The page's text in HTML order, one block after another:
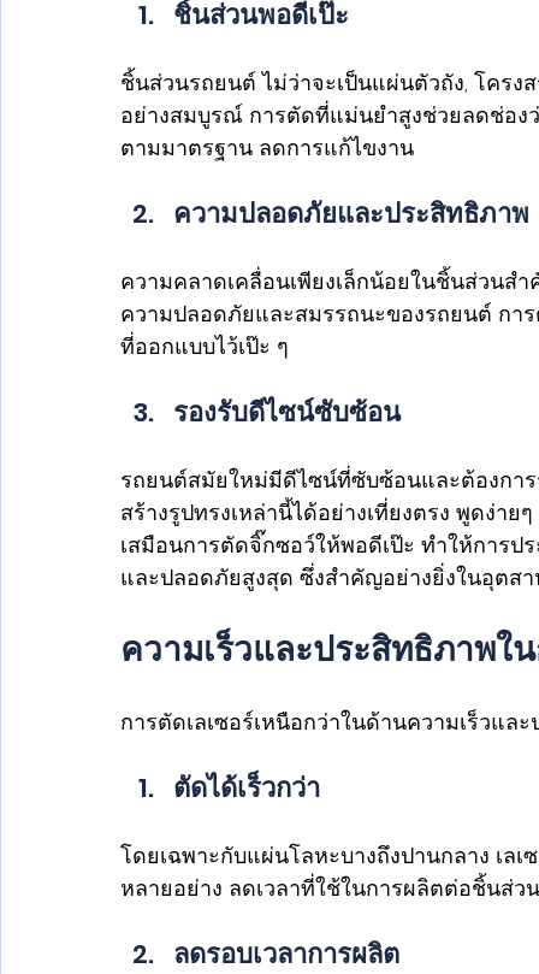
ชิ้นส่วนพอดีเป๊ะ
ชิ้นส่วนรถยนต์ ไม่ว่าจะเป็นแผ่นตัวถัง, โครง
อย่างสมบูรณ์ การตัดที่แม่นยำสูงช่วยลดช่อง
ตามมาตรฐาน ลดการแก้ไขงาน
ความปลอดภัยและประสิทธิภาพ
ความคลาดเคลื่อนเพียงเล็กน้อยในชิ้นส่วนส
ความปลอดภัยและสมรรถนะของรถยนต์ กา
ที่ออกแบบไว้เป๊ะ ๆ
รองรับดีไซน์ซับซ้อน
รถยนต์สมัยใหม่มีดีไซน์ที่ซับซ้อนและต้องการ
สร้างรูปทรงเหล่านี้ได้อย่างเที่ยงตรง พูดง่า
เสมือนการตัดจิ๊กซอว์ให้พอดีเป๊ะ ทำให้การ
และปลอดภัยสูงสุด ซึ่งสำคัญอย่างยิ่งในอุตส
ความเร็วและประสิทธิภาพใ
การตัดเลเซอร์เหนือกว่าในด้านความเร็วแล
ตัดได้เร็วกว่า
โดยเฉพาะกับแผ่นโลหะบางถึงปานกลาง เล
หลายอย่าง ลดเวลาที่ใช้ในการผลิตต่อชิ้นส่ว
ลดรอบเวลาการผลิต